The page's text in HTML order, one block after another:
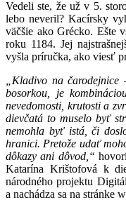
Vedeli ste, že už v 5.
lebo neveril? Kacírsky
väčšie ako Grécko. Ešte
roku 1184. Jej
vyšla príručka, ako viesť
„Kladivo na
bosorkou, je
nevedomosti, krutosti a
dievčatá to muselo byť
nemohla byť istá, či
hranici. Pretože udať
dôkazy ani dôvod,“
Katarína Krištofová k
národného projektu
a nachádza sa na stránke